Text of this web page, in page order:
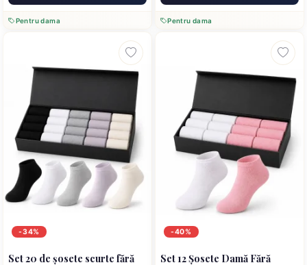
Pentru dama Pentru dama
-34%
Set 20 de șosete scurte fără
-40%
Set 12 Șosete Damă Fără